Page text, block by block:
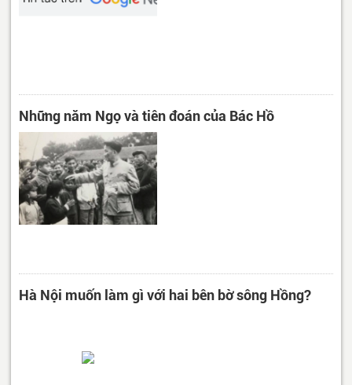
Những năm Ngọ và tiên đoán của Bác Hồ
Hà Nội muốn làm gì với hai bên bờ sông Hồng?